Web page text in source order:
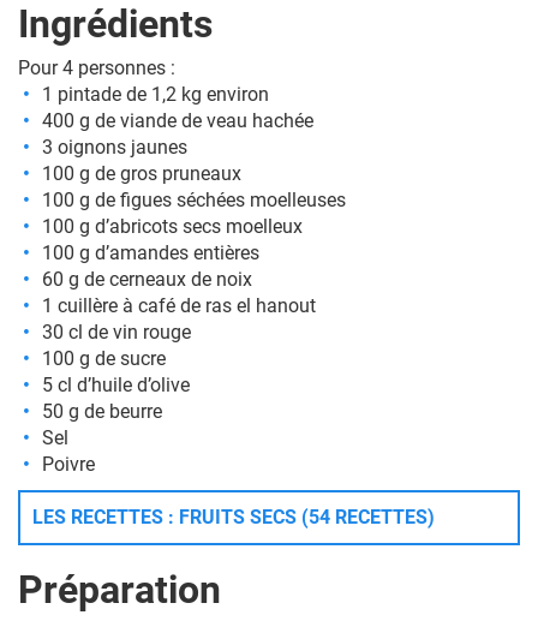
Ingrédients
Pour 4 personnes :
1 pintade de 1,2 kg environ
400 g de viande de veau hachée
3 oignons jaunes
100 g de gros pruneaux
100 g de figues séchées moelleuses
100 g d’abricots secs moelleux
100 g d’amandes entières
60 g de cerneaux de noix
1 cuillère à café de ras el hanout
30 cl de vin rouge
100 g de sucre
5 cl d’huile d’olive
50 g de beurre
Sel
Poivre
LES RECETTES : FRUITS SECS (54 RECETTES)
Préparation